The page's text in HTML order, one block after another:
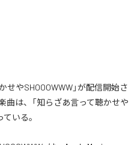
せやSHOOOWWW」が配信開始さ
は、「知らざあ言って聴かせや
いる。